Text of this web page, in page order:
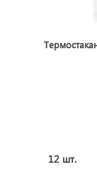
12 шт.